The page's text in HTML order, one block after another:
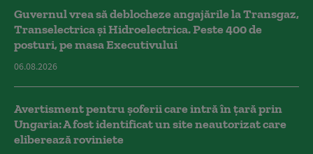
Guvernul vrea să deblocheze angajările la Transgaz,
Transelectrica și Hidroelectrica. Peste 400 de
posturi, pe masa Executivului
06.08.2026
Avertisment pentru șoferii care intră în țară prin
Ungaria: A fost identificat un site neautorizat care
eliberează roviniete